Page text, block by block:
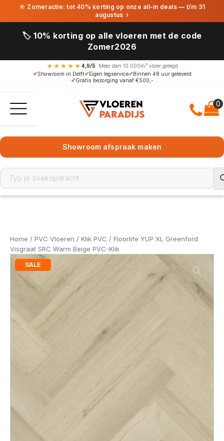
☀ Zomeractie: tot 40% korting op onze all-in deals — t/m 31
augustus ›
🏷️ 10% korting op alle vloeren met de code
Zomer2026
★★★★★ 4,9/5· Meer dan 10.000m² vloer gelegd
✔Showroom in Delft✔Eigen legservice✔Binnen 48 uur geleverd
✔Gratis bezorging vanaf €500,-
Showroom afspraak maken
Home / PVC Vloeren / Klik PVC / Floorlife YUP XL Greenford
Visgraat SRC Warm Beige PVC-Klik
SALE